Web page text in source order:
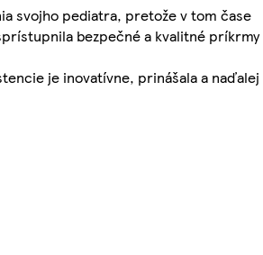
svojho pediatra, pretože v tom čase
bezpečné a kvalitné príkrmy
je inovatívne, prinášala a naďalej